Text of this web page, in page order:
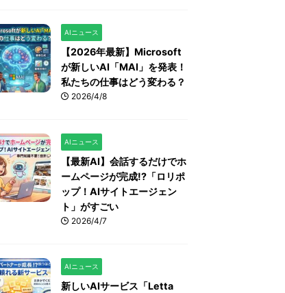
AIニュース
【2026年最新】Microsoft
が新しいAI「MAI」を発表！
私たちの仕事はどう変わる？
2026/4/8
AIニュース
【最新AI】会話するだけでホ
ームページが完成!?「ロリポ
ップ！AIサイトエージェン
ト」がすごい
2026/4/7
AIニュース
新しいAIサービス「Letta